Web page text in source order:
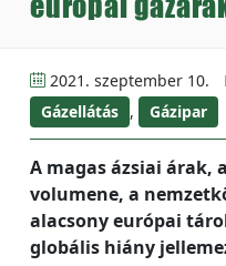
2021. szeptember 10.
Gázellátás , Gázipar
A magas ázsiai árak,
volumene, a
alacsony európai
globális hiány